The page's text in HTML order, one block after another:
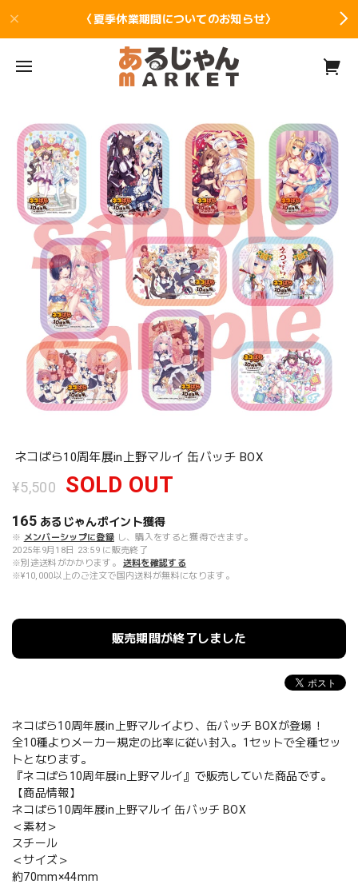
〈夏季休業期間についてのお知らせ〉
ネコぱら10周年展in上野マルイ 缶バッチ BOX
¥5,500 SOLD OUT
165 あるじゃんポイント獲得
※ メンバーシップに登録 し、購入をすると獲得できます。
2025年9月18日 23:59 に販売終了
※別途送料がかかります。
送料を確認する
※¥10,000以上のご注文で国内送料が無料になります。
販売期間が終了しました
ネコぱら10周年展in上野マルイより、缶バッチ BOXが登場！
全10種よりメーカー規定の比率に従い封入。1セットで全種セッ
トとなります。
『ネコぱら10周年展in上野マルイ』で販売していた商品です。
【商品情報】
ネコぱら10周年展in上野マルイ 缶バッチ BOX
＜素材＞
スチール
＜サイズ＞
約70mm×44mm